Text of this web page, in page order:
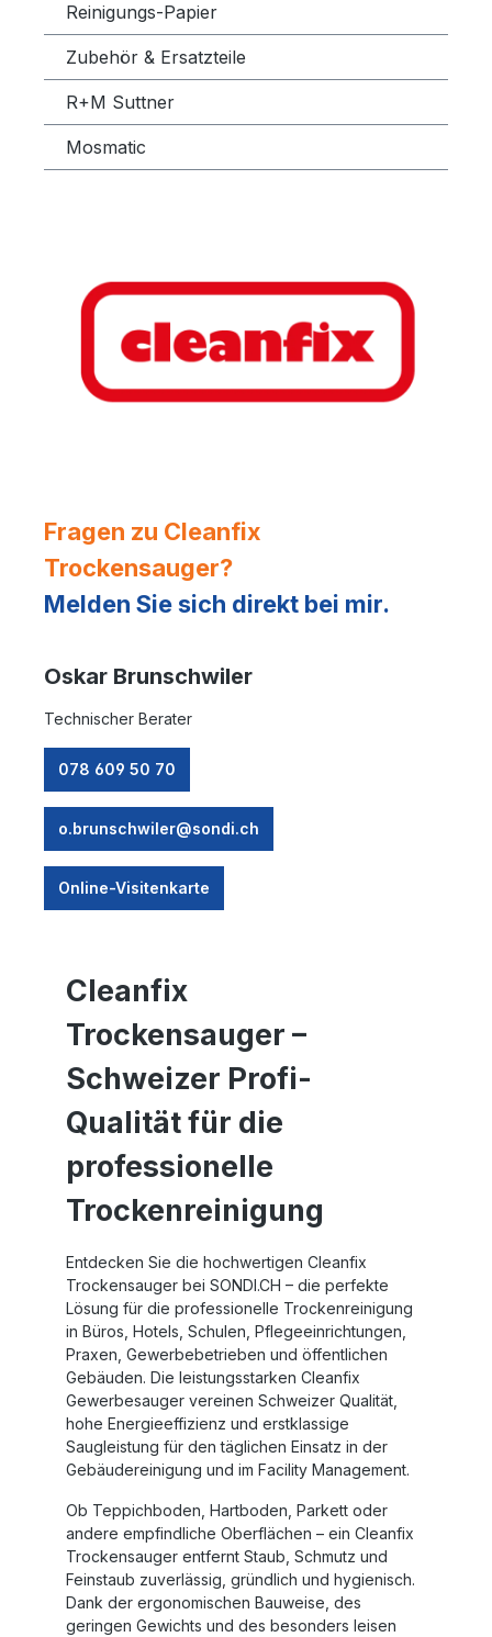
Reinigungs-Papier
Zubehör & Ersatzteile
R+M Suttner
Mosmatic
Fragen zu Cleanfix
Trockensauger?
Melden Sie sich direkt bei mir.
Oskar Brunschwiler
Technischer Berater
078 609 50 70
o.brunschwiler@sondi.ch
Online-Visitenkarte
Cleanfix
Trockensauger –
Schweizer Profi-
Qualität für die
professionelle
Trockenreinigung
Entdecken Sie die hochwertigen Cleanfix
Trockensauger bei SONDI.CH – die perfekte
Lösung für die professionelle Trockenreinigung
in Büros, Hotels, Schulen, Pflegeeinrichtungen,
Praxen, Gewerbebetrieben und öffentlichen
Gebäuden. Die leistungsstarken Cleanfix
Gewerbesauger vereinen Schweizer Qualität,
hohe Energieeffizienz und erstklassige
Saugleistung für den täglichen Einsatz in der
Gebäudereinigung und im Facility Management.
Ob Teppichboden, Hartboden, Parkett oder
andere empfindliche Oberflächen – ein Cleanfix
Trockensauger entfernt Staub, Schmutz und
Feinstaub zuverlässig, gründlich und hygienisch.
Dank der ergonomischen Bauweise, des
geringen Gewichts und des besonders leisen